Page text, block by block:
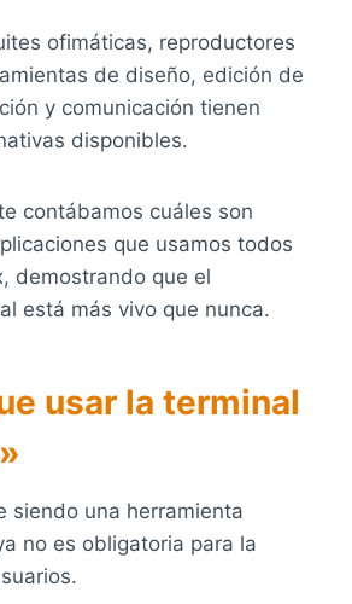
ofimáticas, reproductores
de diseño, edición de
y comunicación tienen
disponibles.
contábamos cuáles son
que usamos todos
demostrando que el
está más vivo que nunca.
usar la terminal
siendo una herramienta
no es obligatoria para la